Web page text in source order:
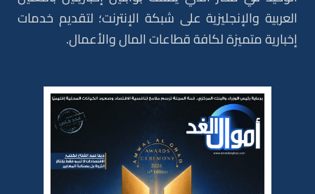
العربية والإنجليزية على شبكة الإنترنت؛ لتقديم خدمات
إخبارية متميزة لكافة قطاعات المال والأعمال.